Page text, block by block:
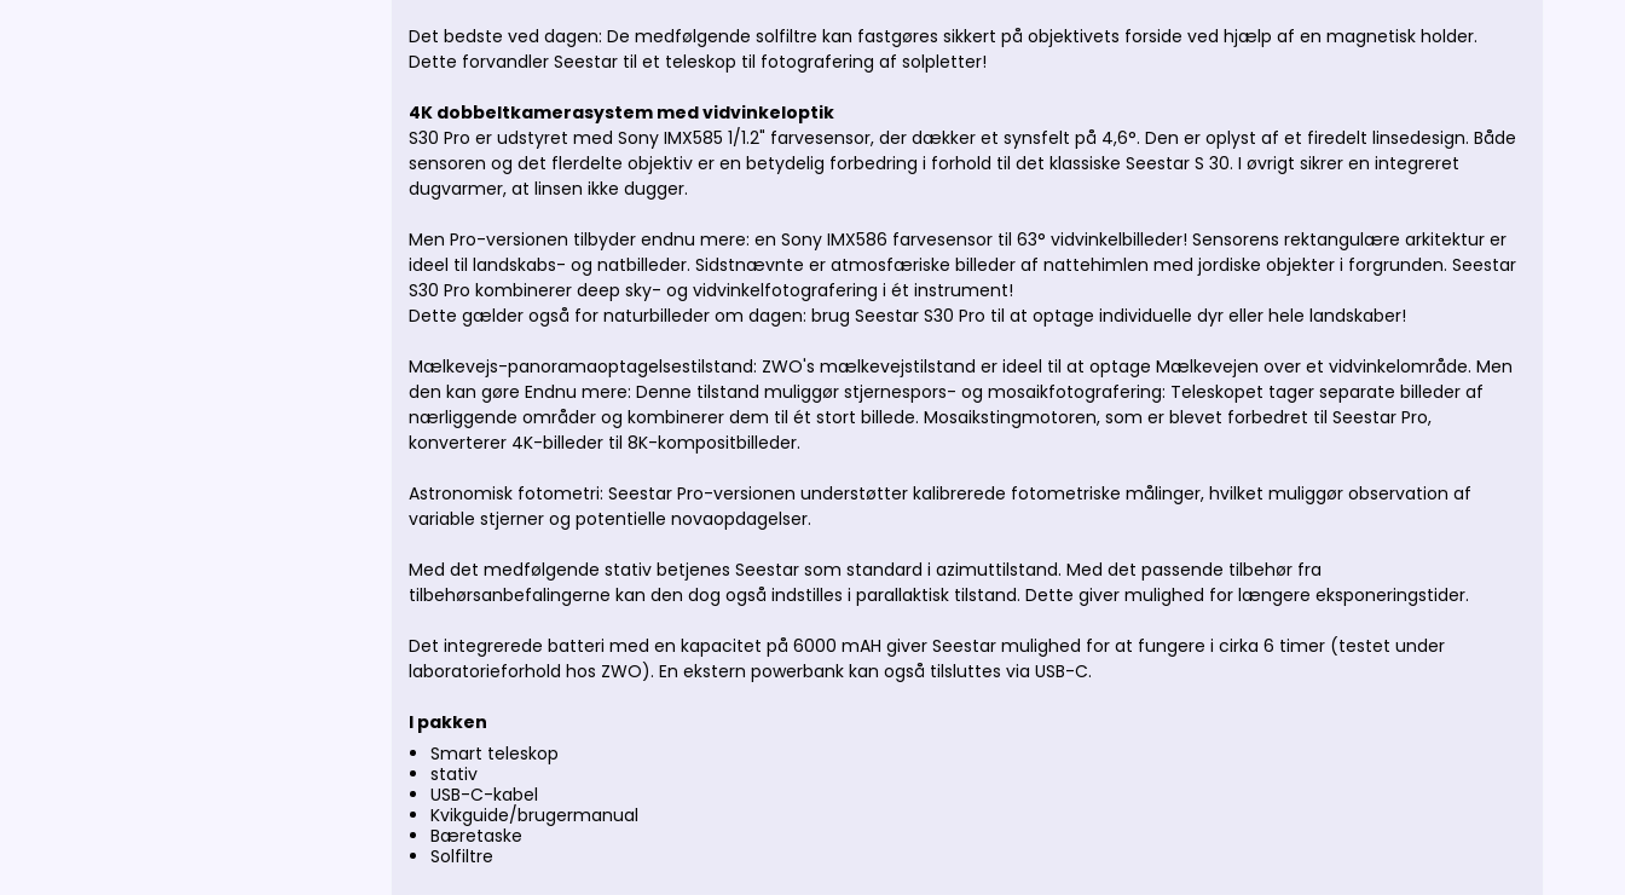
Det bedste ved dagen: De medfølgende solfiltre kan fastgøres sikkert på objektivets forside ved hjælp af en magnetisk holder.
Dette forvandler Seestar til et teleskop til fotografering af solpletter!
4K dobbeltkamerasystem med vidvinkeloptik
S30 Pro er udstyret med Sony IMX585 1/1.2" farvesensor, der dækker et synsfelt på 4,6°. Den er oplyst af et firedelt linsedesign. Både
sensoren og det flerdelte objektiv er en betydelig forbedring i forhold til det klassiske Seestar S 30. I øvrigt sikrer en integreret
dugvarmer, at linsen ikke dugger.
Men Pro-versionen tilbyder endnu mere: en Sony IMX586 farvesensor til 63° vidvinkelbilleder! Sensorens rektangulære arkitektur er
ideel til landskabs- og natbilleder. Sidstnævnte er atmosfæriske billeder af nattehimlen med jordiske objekter i forgrunden. Seestar
S30 Pro kombinerer deep sky- og vidvinkelfotografering i ét instrument!
Dette gælder også for naturbilleder om dagen: brug Seestar S30 Pro til at optage individuelle dyr eller hele landskaber!
Mælkevejs-panoramaoptagelsestilstand: ZWO's mælkevejstilstand er ideel til at optage Mælkevejen over et vidvinkelområde. Men
den kan gøre Endnu mere: Denne tilstand muliggør stjernespors- og mosaikfotografering: Teleskopet tager separate billeder af
nærliggende områder og kombinerer dem til ét stort billede. Mosaikstingmotoren, som er blevet forbedret til Seestar Pro,
konverterer 4K-billeder til 8K-kompositbilleder.
Astronomisk fotometri: Seestar Pro-versionen understøtter kalibrerede fotometriske målinger, hvilket muliggør observation af
variable stjerner og potentielle novaopdagelser.
Med det medfølgende stativ betjenes Seestar som standard i azimuttilstand. Med det passende tilbehør fra
tilbehørsanbefalingerne kan den dog også indstilles i parallaktisk tilstand. Dette giver mulighed for længere eksponeringstider.
Det integrerede batteri med en kapacitet på 6000 mAH giver Seestar mulighed for at fungere i cirka 6 timer (testet under
laboratorieforhold hos ZWO). En ekstern powerbank kan også tilsluttes via USB-C.
I pakken
Smart teleskop
stativ
USB-C-kabel
Kvikguide/brugermanual
Bæretaske
Solfiltre